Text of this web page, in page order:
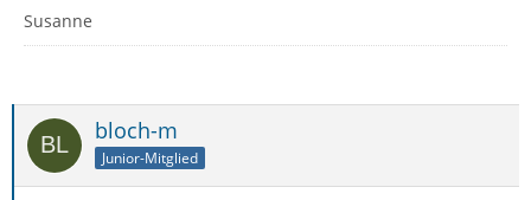
Susanne
bloch-m
Junior-Mitglied